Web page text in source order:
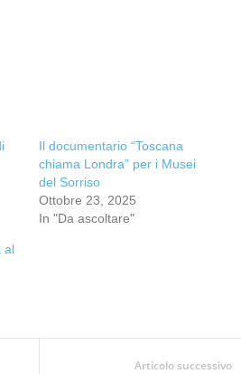
Il documentario “Toscana
chiama Londra” per i Musei
del Sorriso
Ottobre 23, 2025
In "Da ascoltare"
al
Articolo successivo